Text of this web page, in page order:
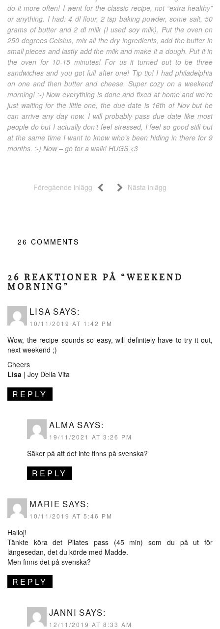
do it more often! I went for the classic recipe, not “extra healthy”
or anything. I had: 4 dl flour, 2 tsp baking powder, some salt, 50
grams of butter and 2 dl milk (I used soy milk). Put the oven on
250 degrees Celsius, mix all the dry ingredients, add the butter in
small pieces and lastly add the milk and make it a dough. Put it in
the oven for 10-15 minutes! For us it turned out to be three
sandwiches and you got full after one! Tip tip! I had philadelphia
on one and then butter and cheese. Super cozy on a weekend
morning! :-) Now everything is done and fixed at home and we’re
just waiting for the little one, the due date is 16th of Nov but he
can arrive any day now. I will probably pass due date like most
people do but I actually don’t feel stressed, I feel so good still but
at the same time I want to know who’s been hiding in there for 9
months. :-) Now – go for a walk! HUGS <3
Föregående inlägg Nästa inlägg
26 COMMENTS
26 REAKTIONER PÅ “WEEKEND
MORNING”
LISA SAYS:
10/11/2019 AT 1:42 PM
Wow, the recipe sounds so easy, will definitely have to try it out,
next weekend ;)
Cheers
Lisa | Joy Della Vita
REPLY
ALMA SAYS:
19/11/2021 AT 3:26 PM
Säker på att det inte finns på svenska?
REPLY
MARIE SAYS:
10/11/2019 AT 5:46 PM
Halloj!
Tänkte köra det Pilates pass (45 min) som du på ut för
längesedan, det du körde med Madde.
Men finns det på svenska?
REPLY
JANNI SAYS:
12/11/2019 AT 8:33 AM